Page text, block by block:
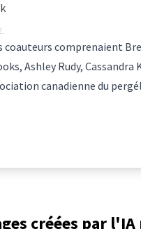
comprenaient
Ashley Rudy,
canadienne du
créées par l'IA